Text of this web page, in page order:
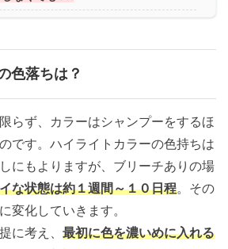
色落ちは？
らず、カラーはシャンプーをするほ
です。ハイライトカラーの色持ちは
にもよりますが、ブリーチありの場
な状態は約１週間～１０日程。その
変化していきます。
に考え、 最初に色を濃いめに入れる